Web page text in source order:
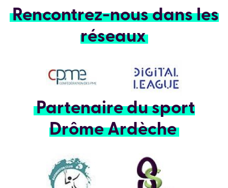
Rencontrez-nous dans les
réseaux
Partenaire du sport
Drôme Ardèche